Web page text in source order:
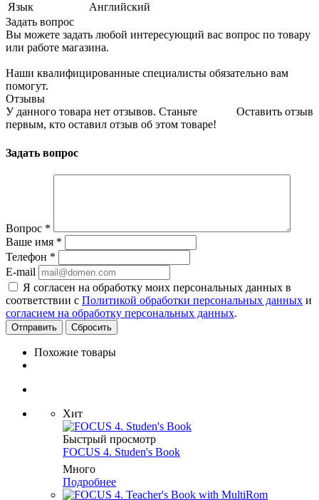
Язык
Английский
Задать вопрос
Вы можете задать любой интересующий вас вопрос по товару
или работе магазина.
Наши квалифицированные специалисты обязательно вам
помогут.
Отзывы
Оставить отзыв
У данного товара нет отзывов. Станьте
первым, кто оставил отзыв об этом товаре!
Задать вопрос
Вопрос *
Ваше имя *
Телефон *
E-mail
Я согласен на обработку моих персональных данных в
соответствии с Политикой обработки персональных данных и
согласием на обработку персональных данных.
Сбросить
Похожие товары
Хит
Быстрый просмотр
FOCUS 4. Studen's Book
Много
Подробнее